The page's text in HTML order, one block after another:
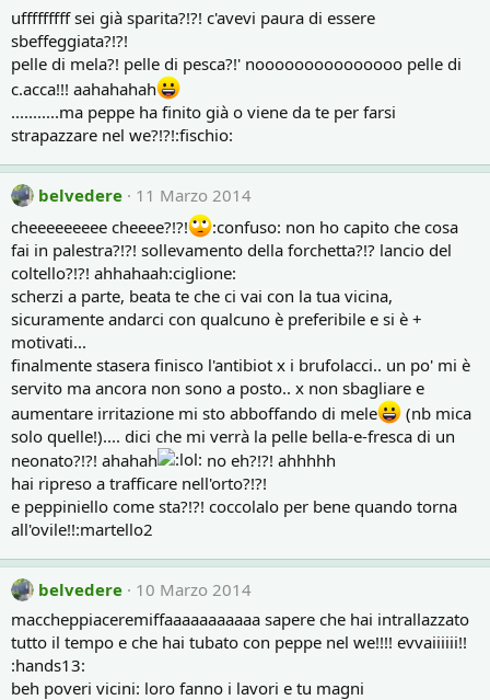
ufffffffff sei già sparita?!?! c'avevi paura di essere
sbeffeggiata?!?!
pelle di mela?! pelle di pesca?!' nooooooooooooooo pelle di
c.acca!!! aahahahah
...........ma peppe ha finito già o viene da te per farsi
strapazzare nel we?!?!:fischio:
belvedere
11 Marzo 2014
cheeeeeeeee cheeee?!?!
:confuso: non ho capito che cosa
fai in palestra?!?! sollevamento della forchetta?!? lancio del
coltello?!?! ahhahaah:ciglione:
scherzi a parte, beata te che ci vai con la tua vicina,
sicuramente andarci con qualcuno è preferibile e si è +
motivati...
finalmente stasera finisco l'antibiot x i brufolacci.. un po' mi è
servito ma ancora non sono a posto.. x non sbagliare e
aumentare irritazione mi sto abboffando di mele
(nb mica
solo quelle!).... dici che mi verrà la pelle bella-e-fresca di un
neonato?!?! ahahah
no eh?!?! ahhhhh
hai ripreso a trafficare nell'orto?!?!
e peppiniello come sta?!?! coccolalo per bene quando torna
all'ovile!!:martello2
belvedere
10 Marzo 2014
maccheppiaceremiffaaaaaaaaaaa sapere che hai intrallazzato
tutto il tempo e che hai tubato con peppe nel we!!!! evvaiiiiii!!
:hands13:
beh poveri vicini: loro fanno i lavori e tu magni